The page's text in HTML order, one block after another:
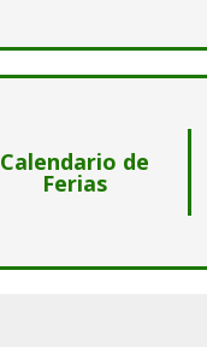
Calendario de
Ferias